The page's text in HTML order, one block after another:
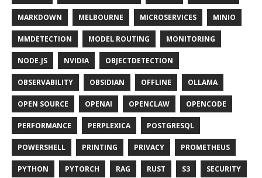
MARKDOWN MELBOURNE MICROSERVICES MINIO
MMDETECTION MODEL ROUTING MONITORING
NODE.JS NVIDIA OBJECTDETECTION
OBSERVABILITY OBSIDIAN OFFLINE OLLAMA
OPEN SOURCE OPENAI OPENCLAW OPENCODE
PERFORMANCE PERPLEXICA POSTGRESQL
POWERSHELL PRINTING PRIVACY PROMETHEUS
PYTHON PYTORCH RAG RUST S3 SECURITY